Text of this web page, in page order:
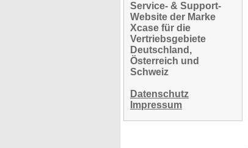
Service- & Support-
Website der Marke
Xcase für die
Vertriebsgebiete
Deutschland,
Österreich und
Schweiz
Datenschutz
Impressum